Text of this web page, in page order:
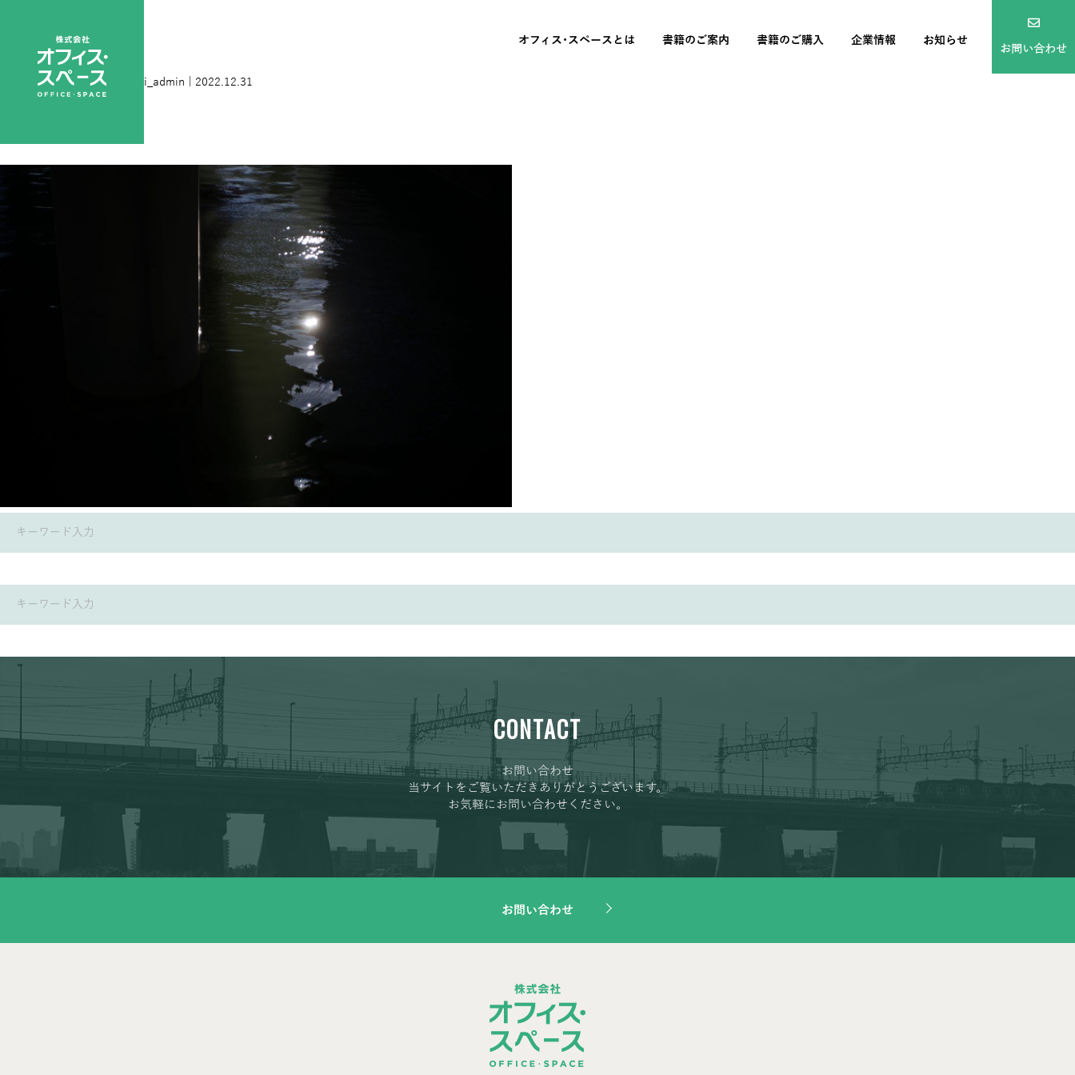
オフィス･スペースとは 書籍のご案内 書籍のご購入 企業情報 お知らせ
お問い合わせ
L1000421| ← ホーム nihongi_admin 2022.12.31
CONTACT
お問い合わせ
当サイトをご覧いただきありがとうございます。
お気軽にお問い合わせください。
お問い合わせ